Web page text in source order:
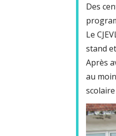
Des
Le
stand
Après
au
scolaire